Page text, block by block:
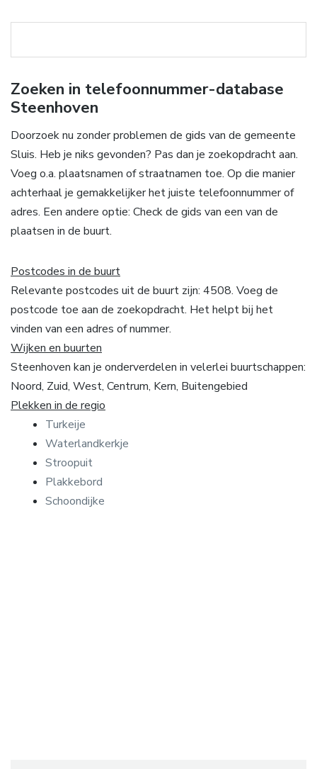
Zoeken in telefoonnummer-database
Steenhoven
Doorzoek nu zonder problemen de gids van de gemeente
Sluis. Heb je niks gevonden? Pas dan je zoekopdracht aan.
Voeg o.a. plaatsnamen of straatnamen toe. Op die manier
achterhaal je gemakkelijker het juiste telefoonnummer of
adres. Een andere optie: Check de gids van een van de
plaatsen in de buurt.
Postcodes in de buurt
Relevante postcodes uit de buurt zijn: 4508. Voeg de
postcode toe aan de zoekopdracht. Het helpt bij het
vinden van een adres of nummer.
Wijken en buurten
Steenhoven kan je onderverdelen in velerlei buurtschappen:
Noord, Zuid, West, Centrum, Kern, Buitengebied
Plekken in de regio
Turkeije
Waterlandkerkje
Stroopuit
Plakkebord
Schoondijke